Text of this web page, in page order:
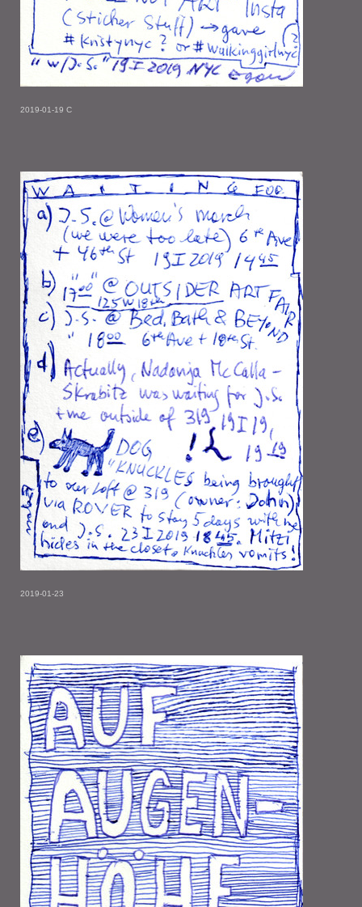
2019-01-19 C
2019-01-23